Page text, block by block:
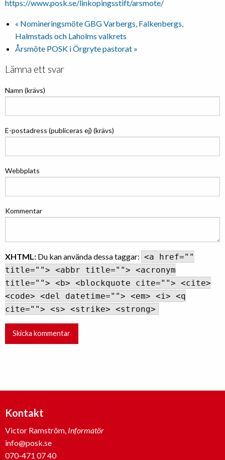
https://www.posk.se/linkopingsstift/arsmote/
« Nomineringsmöte GBG Varbergs, Falkenbergs,
Halmstads och Laholms valkrets
Årsmöte POSK i Örgryte pastorat »
Lämna ett svar
Namn (krävs)
E-postadress (publiceras ej) (krävs)
Webbplats
Kommentar
XHTML: Du kan använda dessa taggar: <a href=""
title=""> <abbr title=""> <acronym
title=""> <b> <blockquote cite=""> <cite>
<code> <del datetime=""> <em> <i> <q
cite=""> <s> <strike> <strong>
Kontakt
Victor Ramström, Informatör
info@posk.se
070-471 07 40